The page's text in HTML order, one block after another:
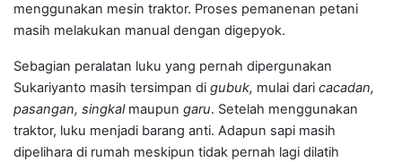
menggunakan mesin traktor. Proses pemanenan petani
masih melakukan manual dengan digepyok.
Sebagian peralatan luku yang pernah dipergunakan
Sukariyanto masih tersimpan di gubuk, mulai dari cacadan,
pasangan, singkal maupun garu. Setelah menggunakan
traktor, luku menjadi barang anti. Adapun sapi masih
dipelihara di rumah meskipun tidak pernah lagi dilatih